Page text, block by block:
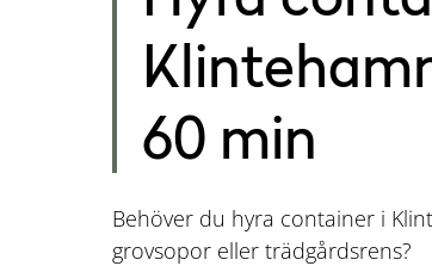
60 min
Behöver du hyra container i
grovsopor eller trädgårdsrens?